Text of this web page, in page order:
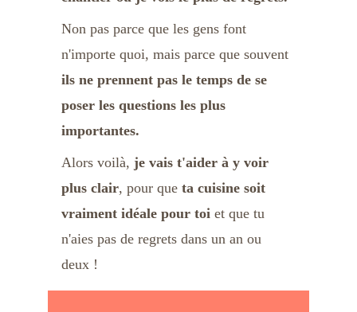
Non pas parce que les gens font
n'importe quoi, mais parce que souvent
ils ne prennent pas le temps de se
poser les questions les plus
importantes.
Alors voilà, je vais t'aider à y voir
plus clair, pour que ta cuisine soit
vraiment idéale pour toi et que tu
n'aies pas de regrets dans un an ou
deux !